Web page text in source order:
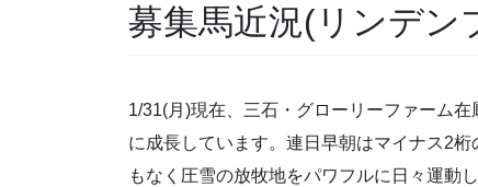
募集馬近況(リンデン
1/31(月)現在、三石・グローリーファーム
に成長しています。連日早朝はマイナス2
もなく圧雪の放牧地をパワフルに日々運動し